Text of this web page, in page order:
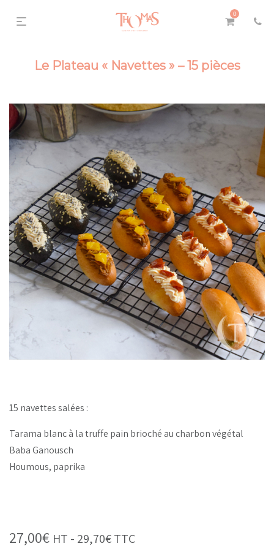
0
Le Plateau « Navettes » – 15 pièces
15 navettes salées :
Tarama blanc à la truffe pain brioché au charbon végétal
Baba Ganousch
Houmous, paprika
27,00€ HT - 29,70€TTC